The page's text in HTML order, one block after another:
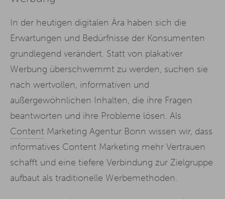
In der heutigen digitalen Ära haben sich die
Erwartungen und Bedürfnisse der Konsumenten
grundlegend verändert. Statt von plakativer
Werbung überschwemmt zu werden, suchen sie
nach wertvollen, informativen und
außergewöhnlichen Inhalten, die ihre Fragen
beantworten und ihre Probleme lösen. Als
Content Marketing Agentur Bonn wissen wir, dass
informatives Content Marketing mehr Vertrauen
schafft und eine tiefere Verbindung zur Zielgruppe
aufbaut als traditionelle Werbemethoden.